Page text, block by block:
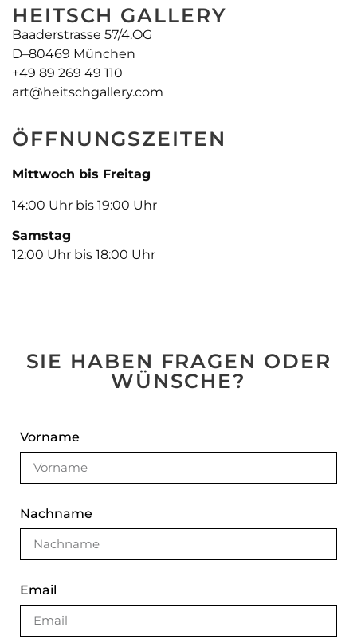
HEITSCH GALLERY
Baaderstrasse 57/4.OG
D–80469 München
+49 89 269 49 110
art@heitschgallery.com
ÖFFNUNGSZEITEN
Mittwoch bis Freitag
14:00 Uhr bis 19:00 Uhr
Samstag
12:00 Uhr bis 18:00 Uhr
SIE HABEN FRAGEN ODER
WÜNSCHE?
Vorname
Nachname
Email